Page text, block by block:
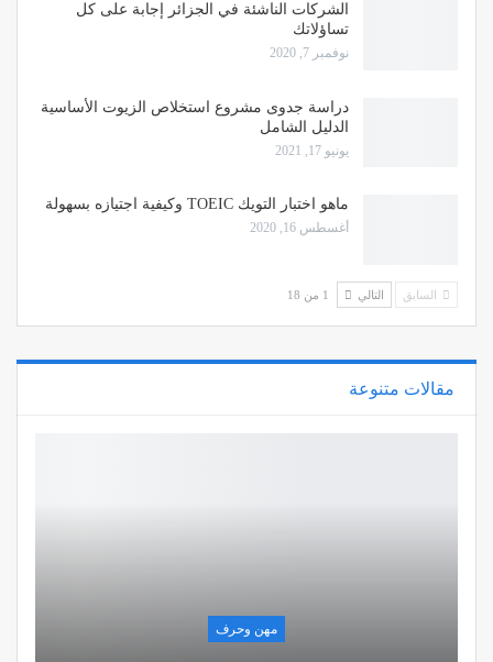
الشركات الناشئة في الجزائر إجابة على كل
تساؤلاتك
نوفمبر 7, 2020
دراسة جدوى مشروع استخلاص الزيوت الأساسية
الدليل الشامل
يونيو 17, 2021
ماهو اختبار التويك TOEIC وكيفية اجتيازه بسهولة
أغسطس 16, 2020
السابق التالي 1 من 18
مقالات متنوعة
مهن وحرف